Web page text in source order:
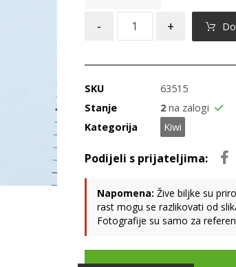
- +
SKU
63515
Stanje
2na zalogi
Kategorija
Kiwi
Napomena: Žive biljke su
rast mogu se razlikovati od
Fotografije su samo za